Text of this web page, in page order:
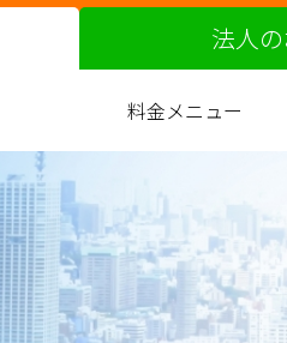
法人
料金メニュー